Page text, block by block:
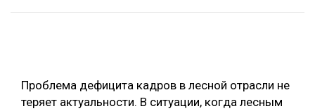
ЛЕСОВОССТАНОВЛЕНИЕ И ЗАЩИТА
ТЕМАТИЧЕСКИЕ ПРОЕКТЫ
Проблема дефицита кадров в лесной отрасли не
теряет актуальности. В ситуации, когда лесным